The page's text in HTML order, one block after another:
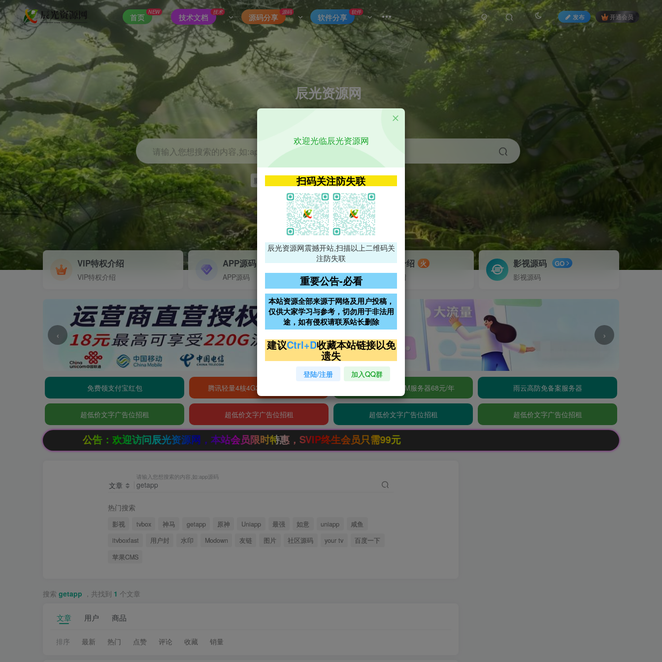
首页
NEW
技术文档
技术
源码分享
源码
软件分享
软件
发布 开通会员
辰光资源网
优质的网络资源分享平台
请输入您想搜索的内容,如:app源码
影视 神马 getapp 原神
VIP特权介绍
VIP特权介绍
APP源码
APP源码
VIP特权介绍 火
VIP特权介绍
影视源码 GO
影视源码
‹ ›
免费领支付宝红包 腾讯轻量4核4G3M服务器38元/年 阿里云2核2G200M服务器68元/年 雨云高防免备案服务器
超低价文字广告位招租 超低价文字广告位招租 超低价文字广告位招租 超低价文字广告位招租
公告：欢迎访问辰光资源网，本站会员限时特惠，SVIP终生会员只需99元
文章
请输入您想搜索的内容,如:app源码
热门搜索
影视 tvbox 神马 getapp 原神 Uniapp 最强 如意 uniapp
咸鱼
itvboxfast
用户封 水印 Modown 友链 图片 社区源码 your tv
百度一下
苹果CMS
搜索 getapp ，共找到 1 个文章
文章 用户 商品
排序 最新 热门 点赞 评论 收藏 销量
欢迎光临辰光资源网
扫码关注防失联
辰光资源网震撼开站,扫描以上二维码关
注防失联
重要公告-必看
本站资源全部来源于网络及用户投稿，
仅供大家学习与参考，切勿用于非法用
途，如有侵权请联系站长删除
建议Ctrl+D收藏本站链接以免
遗失
登陆/注册 加入QQ群